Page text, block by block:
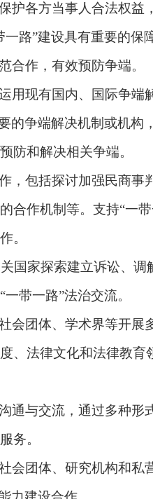
护各方当事人合法权益
一路”建设具有重要的保
合作，有效预防争端。
用现有国内、国际争端
的争端解决机制或机构
防和解决相关争端。
，包括探讨加强民商事
合作机制等。支持“一
。
国家探索建立诉讼、调
“一带一路”法治交流。
会团体、学术界等开展
、法律文化和法律教育
通与交流，通过多种形
务。
会团体、研究机构和私